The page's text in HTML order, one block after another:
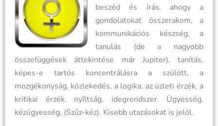
beszéd és írás, ahogy a
gondolatokat összerakom, a
kommunikációs készség, a
tanulás (de a nagyobb
összefüggések áttekintése már Jupiter), tanítás,
képes-e tartós koncentrálásra a szülött, a
mozgékonyság, közlekedés, a logika, az üzleti érzék, a
kritikai érzék, nyíltság, idegrendszer. Ügyesség,
kézügyesség, (Szűz-kéz). Kisebb utazásokat is jelöl.